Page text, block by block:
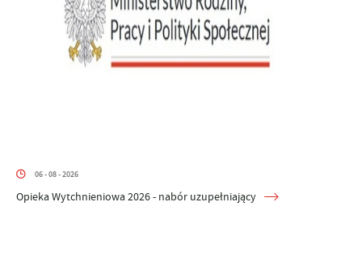
06 - 08 - 2026
Opieka Wytchnieniowa 2026 - nabór uzupełniający